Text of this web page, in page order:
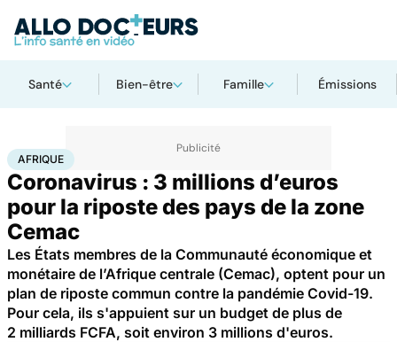
Santé Bien-être Famille Émissions
AccueilSanté Santé publiqueAfrique
AFRIQUE
Coronavirus : 3 millions d’euros
pour la riposte des pays de la zone
Cemac
Les États membres de la Communauté économique et
monétaire de l’Afrique centrale (Cemac), optent pour un
plan de riposte commun contre la pandémie Covid-19.
Pour cela, ils s'appuient sur un budget de plus de
2 milliards FCFA, soit environ 3 millions d'euros.